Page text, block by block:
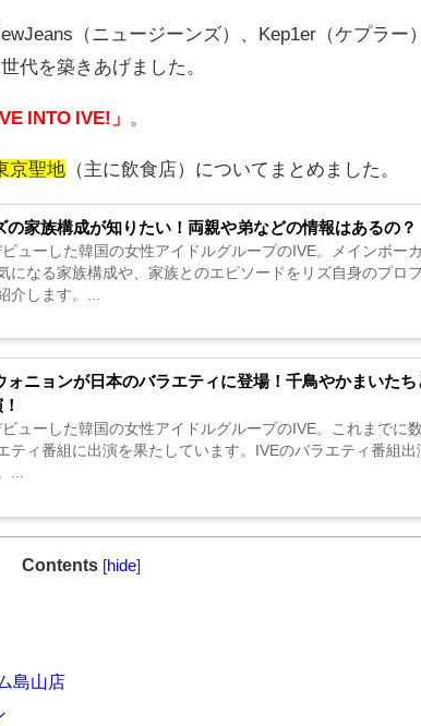
（ニュージーンズ）、 Kep1er （ケプラー
代を築きあげました。
INTO IVE!」
京聖地 （主に飲食店）についてまとめました。
の家族構成が知りたい！両親や弟などの情報はあるの？
ューした韓国の女性アイドルグループのIVE。メインボー
になる家族構成や、家族とのエピソードをリズ自身のプロ
介します。...
ォニョンが日本のバラエティに登場！千鳥やかまいたち
ューした韓国の女性アイドルグループのIVE。これまでに
ティ番組に出演を果たしています。IVEのバラエティ番組出
...
Contents [hide]
島山店